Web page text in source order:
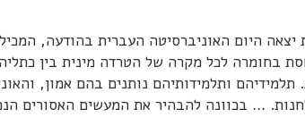
היום האוניברסיטה העברית בהודעה,
בחומרה לכל מקרה של הטרדה מינית בין
ותלמידותיהם נותנים בהם אמון,
… בכוונה להבהיר את המעשים האסורים